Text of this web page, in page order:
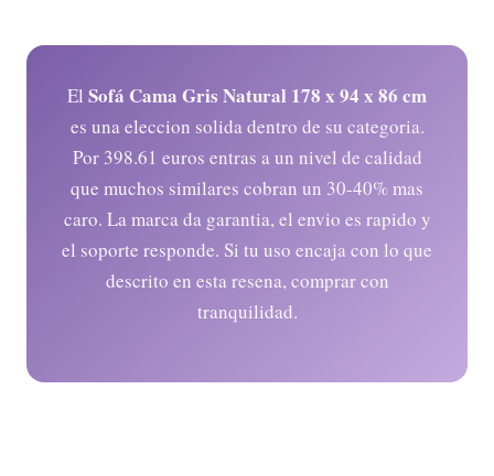
El Sofá Cama Gris Natural 178 x 94 x 86 cm
es una eleccion solida dentro de su categoria.
Por 398.61 euros entras a un nivel de calidad
que muchos similares cobran un 30-40% mas
caro. La marca da garantia, el envio es rapido y
el soporte responde. Si tu uso encaja con lo que
descrito en esta resena, comprar con
tranquilidad.